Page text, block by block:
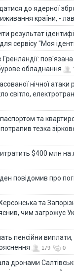
до ядерної
країни, -
результат
сервісу "Моя
обладнання
нічної
світло,
та
потрапив тезка
$400 млн на
повідомив про
та
чим загрожує
пенсійни
179 0
дронами